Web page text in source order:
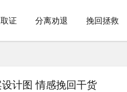
证 分离劝退 挽回拯救
计图 情感挽回干货